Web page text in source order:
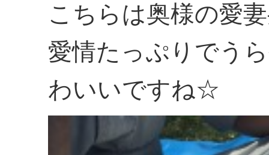
こちらは奥様の愛
愛情たっぷりでう
わいいですね☆